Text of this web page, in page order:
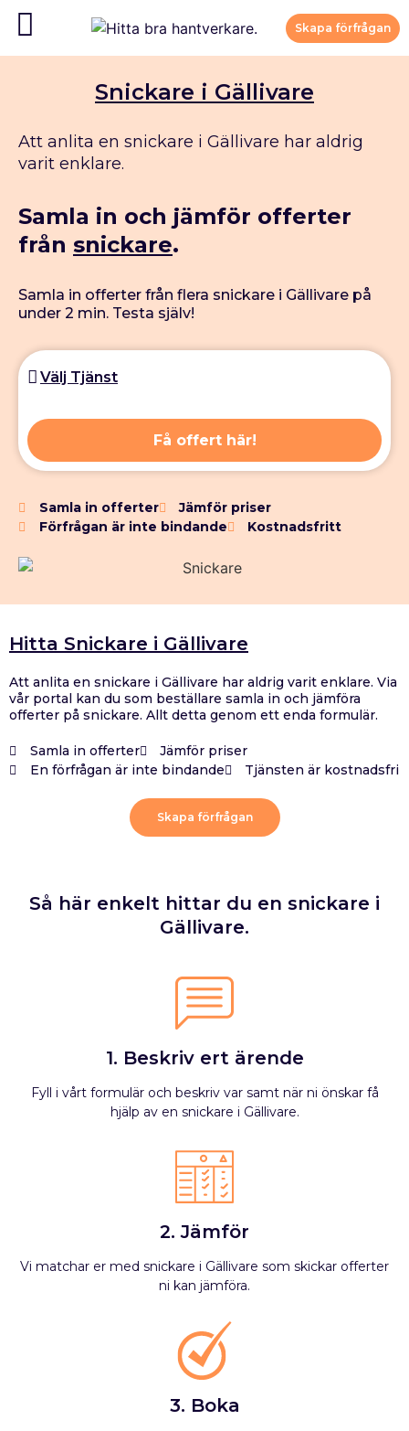
Skapa förfrågan
Snickare i Gällivare
Att anlita en snickare i Gällivare har aldrig
varit enklare.
Samla in och jämför offerter
från snickare.
Samla in offerter från flera snickare i Gällivare på
under 2 min. Testa själv!
Få offert här!
Samla in offerter
Jämför priser
Förfrågan är inte bindande
Kostnadsfritt
Hitta Snickare i Gällivare
Att anlita en snickare i Gällivare har aldrig varit enklare. Via
vår portal kan du som beställare samla in och jämföra
offerter på snickare. Allt detta genom ett enda formulär.
Samla in offerter
Jämför priser
En förfrågan är inte bindande
Tjänsten är kostnadsfri
Skapa förfrågan
Så här enkelt hittar du en snickare i
Gällivare.
1. Beskriv ert ärende
Fyll i vårt formulär och beskriv var samt när ni önskar få
hjälp av en snickare i Gällivare.
2. Jämför
Vi matchar er med snickare i Gällivare som skickar offerter
ni kan jämföra.
3. Boka